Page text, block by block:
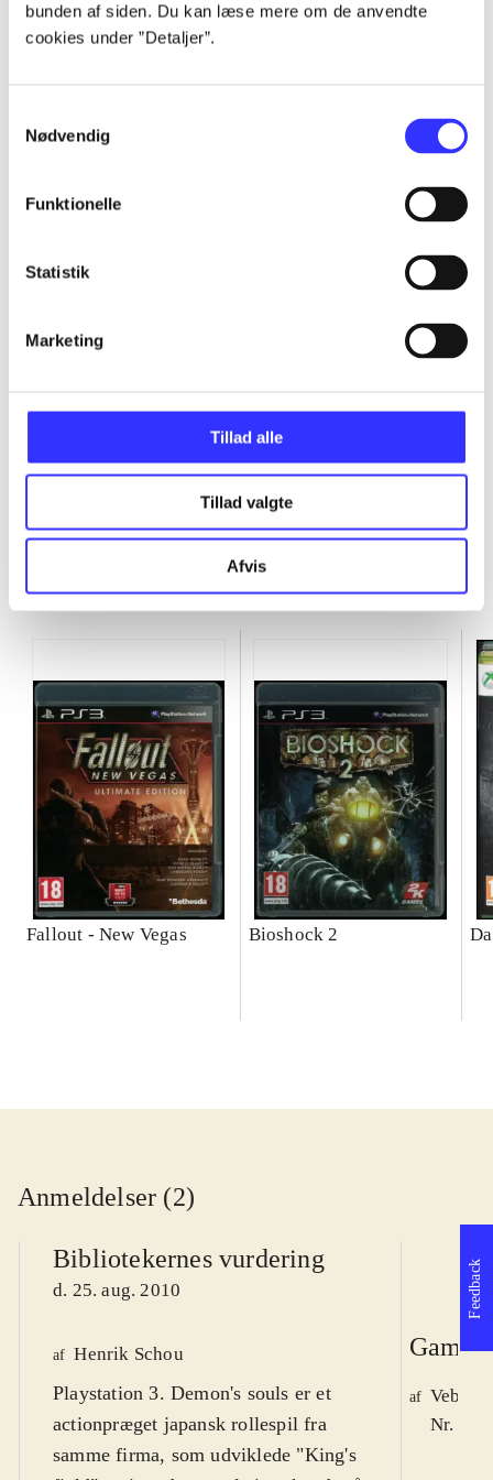
bunden af siden. Du kan læse mere om de anvendte
cookies under ”Detaljer”.
Nødvendig
Funktionelle
Statistik
Marketing
Tillad alle
Tillad valgte
Afvis
Artikler
...
...
...
...
Minder om
Fallout - New Vegas Bioshock 2
Anmeldelser (2)
Bibliotekernes vurdering
d. 25. aug. 2010
af Henrik Schou
Playstation 3. Demon's souls er et
actionpræget japansk rollespil fra
samme firma, som udviklede "King's
Game
af
Nr.
Feedback